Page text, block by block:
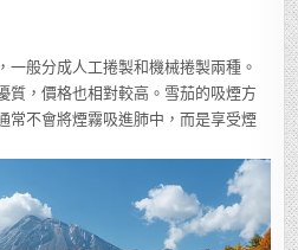
一般分成人工捲製和機械捲製兩種。
質，價格也相對較高。雪茄的吸煙方
常不會將煙霧吸進肺中，而是享受煙